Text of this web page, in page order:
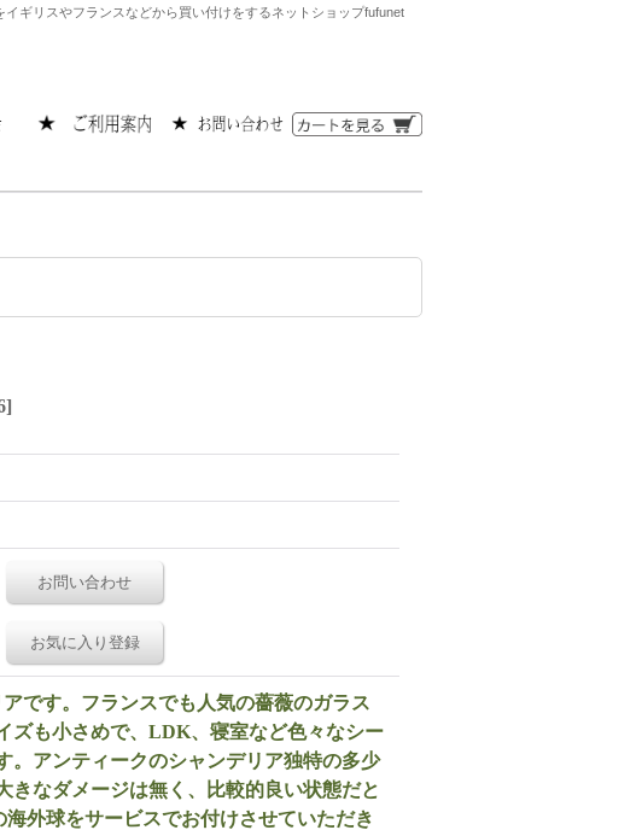
ギリスやフランスなどから買い付けをするネットショップfufunet
]
お問い合わせ
お気に入り登録
です。フランスでも人気の薔薇のガラス
ズも小さめで、LDK、寝室など色々なシー
。アンティークのシャンデリア独特の多少
きなダメージは無く、比較的良い状態だと
外球をサービスでお付けさせていただき